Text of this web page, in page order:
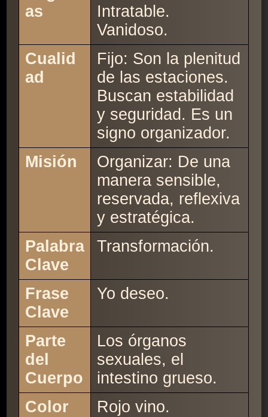
as
Intratable.
Vanidoso.
Cualid
ad
Fijo: Son la plenitud
de las estaciones.
Buscan estabilidad
y seguridad. Es un
signo organizador.
Misión
Organizar: De una
manera sensible,
reservada, reflexiva
y estratégica.
Palabra
Clave
Transformación.
Frase
Clave
Yo deseo.
Parte
del
Cuerpo
Los órganos
sexuales, el
intestino grueso.
Color
Rojo vino.